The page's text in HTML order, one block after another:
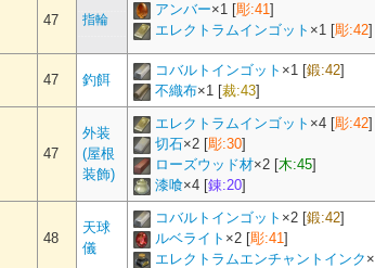
47 指輪
アンバー×1 [彫:41]
エレクトラムインゴット ×1 [彫:42]
47 釣餌
コバルトインゴット ×1 [鍛:42]
不織布×1 [裁:43]
47
外装
(屋根
装飾)
エレクトラムインゴット ×4 [彫:42]
切石×2 [彫:30]
ローズウッド材×2 [木:45]
漆喰×4 [錬:20]
48
天球
儀
コバルトインゴット ×2 [鍛:42]
ルベライト ×2 [彫:41]
エレクトラムエンチャントインク ×